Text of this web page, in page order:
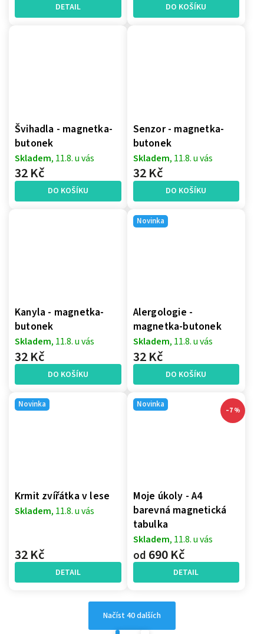
DETAIL DO KOŠÍKU
Švihadla - magnetka-
butonek
Skladem, 11.8. u vás
32 Kč
DO KOŠÍKU
Senzor - magnetka-
butonek
Skladem, 11.8. u vás
32 Kč
DO KOŠÍKU
Kanyla - magnetka-
butonek
Skladem, 11.8. u vás
32 Kč
DO KOŠÍKU
Novinka
Alergologie -
magnetka-butonek
Skladem, 11.8. u vás
32 Kč
DO KOŠÍKU
Novinka
Krmit zvířátka v lese
Skladem, 11.8. u vás
32 Kč
DETAIL
Novinka
–7 %
Moje úkoly - A4
barevná magnetická
tabulka
Skladem, 11.8. u vás
od 690 Kč
DETAIL
Načíst 40 dalších